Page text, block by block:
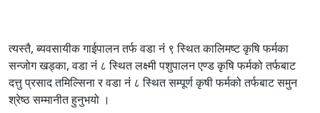
त्यस्तै, ब्यवसायीक गाईपालन तर्फ वडा नंं ९ स्थित कालिमष्ट कृषि फर्मका
सन्जोग खड्का, वडा नंं ८ स्थित लक्ष्मी पशुपालन एण्ड कृषि फर्मको तर्फबाट
दत्तु प्रसाद तमिल्सिना र वडा नंं ८ स्थित सम्पूर्ण कृषी फर्मको तर्फबाट समुन
श्रेष्ठ सम्मानीत हुनुभयो ।